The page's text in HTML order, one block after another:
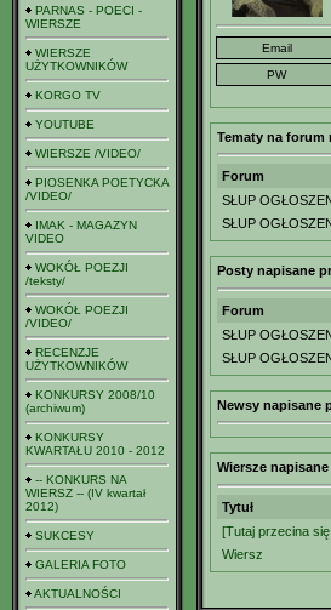
PARNAS - POECI -
WIERSZE
WIERSZE
UŻYTKOWNIKÓW
KORGO TV
YOUTUBE
WIERSZE /VIDEO/
PIOSENKA POETYCKA
/VIDEO/
IMAK - MAGAZYN
VIDEO
WOKÓŁ POEZJI
/teksty/
WOKÓŁ POEZJI
/VIDEO/
RECENZJE
UŻYTKOWNIKÓW
KONKURSY 2008/10
(archiwum)
KONKURSY
KWARTAŁU 2010 - 2012
-- KONKURS NA
WIERSZ -- (IV kwartał
2012)
SUKCESY
GALERIA FOTO
AKTUALNOŚCI
Tematy na forum
Forum
SŁUP
SŁUP
Posty napisane
Forum
SŁUP
SŁUP
Newsy napisane
Wiersze
Tytuł
[Tutaj przecina
Wiersz